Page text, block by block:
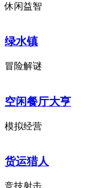
休闲益智
绿水镇
冒险解谜
空闲餐厅大亨
模拟经营
货运猎人
竞技射击